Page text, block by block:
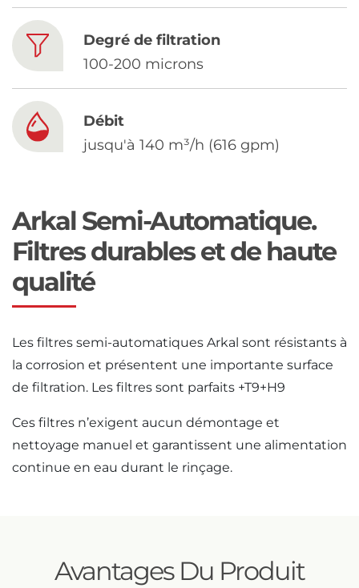
Degré de filtration
100-200 microns
Débit
jusqu'à 140 m³/h (616 gpm)
Arkal Semi-Automatique.
Filtres durables et de haute
qualité
Les filtres semi-automatiques Arkal sont résistants à
la corrosion et présentent une importante surface
de filtration. Les filtres sont parfaits +T9+H9
Ces filtres n’exigent aucun démontage et
nettoyage manuel et garantissent une alimentation
continue en eau durant le rinçage.
Avantages Du Produit